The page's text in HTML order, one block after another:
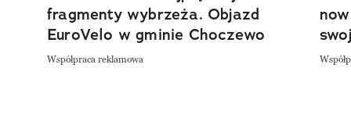
fragmenty wybrzeża. Objazd
EuroVelo w gminie Choczewo
Współpraca reklamowa